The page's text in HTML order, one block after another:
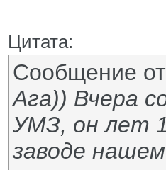
Цитата:
Сообщение
Ага)) Вчера
УМЗ, он лет
заводе